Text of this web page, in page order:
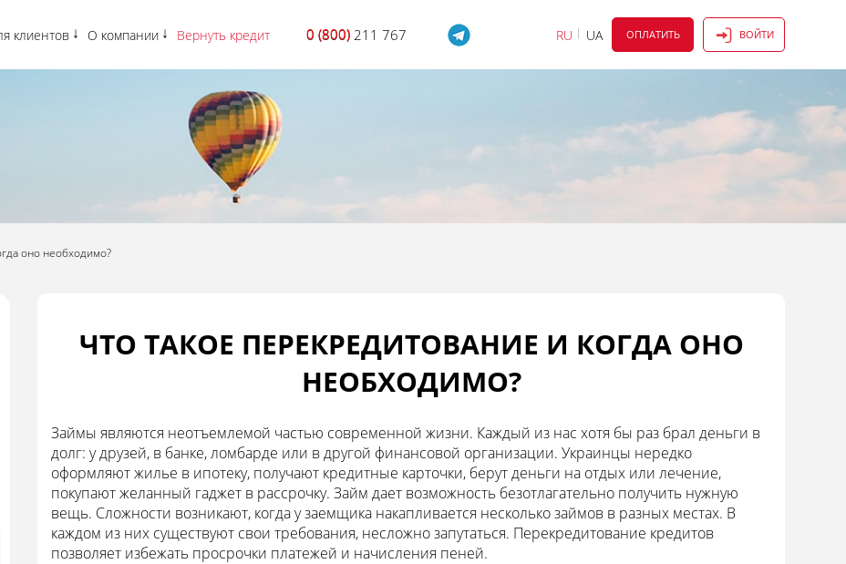
клиентов О компании Вернуть кредит 0 (800)
0 (800) 211 767 RU UA ОПЛАТИТЬ ВОЙТИ
оно необходимо?
ЧТО ТАКОЕ ПЕРЕКРЕДИТОВАНИЕ И КОГДА ОНО
НЕОБХОДИМО?
Займы являются неотъемлемой частью современной жизни. Каждый из нас хотя бы раз брал деньги в
долг: у друзей, в банке, ломбарде или в другой финансовой организации. Украинцы нередко
оформляют жилье в ипотеку, получают кредитные карточки, берут деньги на отдых или лечение,
покупают желанный гаджет в рассрочку. Займ дает возможность безотлагательно получить нужную
вещь. Сложности возникают, когда у заемщика накапливается несколько займов в разных местах. В
каждом из них существуют свои требования, несложно запутаться. Перекредитование кредитов
позволяет избежать просрочки платежей и начисления пеней.